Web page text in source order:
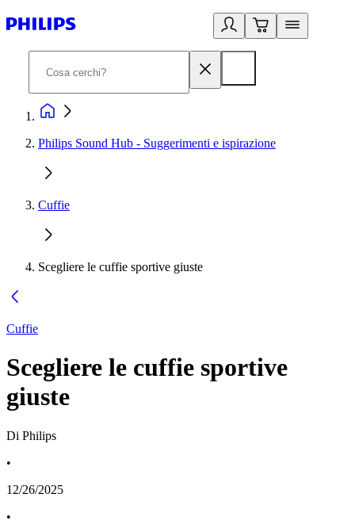
Philips Sound Hub - Suggerimenti e ispirazione
Cuffie
Scegliere le cuffie sportive giuste
Cuffie
Scegliere le cuffie sportive
giuste
Di Philips
•
12/26/2025
•